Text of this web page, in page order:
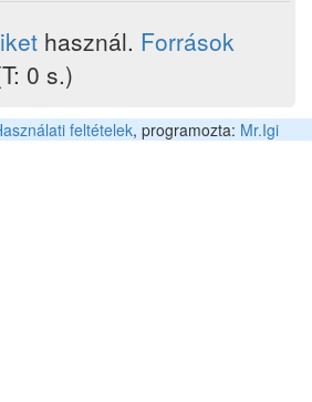
használ. Források
0 s.)
feltételek, programozta: Mr.Igi